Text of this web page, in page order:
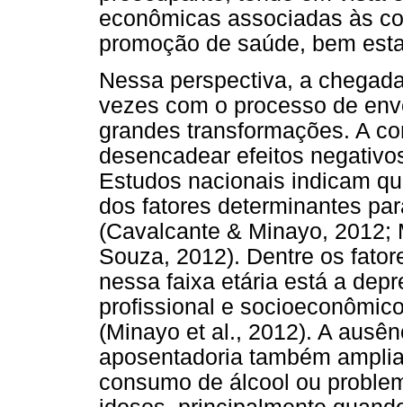
econômicas associadas às
promoção de saúde, bem
Nessa perspectiva, a
vezes com o processo de
grandes transformações. A
desencadear efeitos
Estudos nacionais indicam
dos fatores determinantes
(Cavalcante & Minayo,
Souza, 2012). Dentre os
nessa faixa etária está a
profissional e
(Minayo et al., 2012). A
aposentadoria também
consumo de álcool ou